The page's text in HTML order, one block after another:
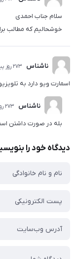
سلام جناب احمدی
خوشحالیم که مطالب
ناشناس 273 روز پیش
اسمارت ویو دارد به
ناشناس 273 روز پیش
بله در صورت داشتن
دیدگاه خود را